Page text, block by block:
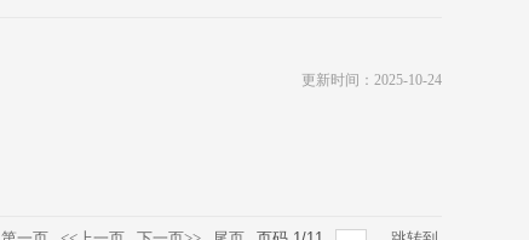
更新时间：2025-10-24